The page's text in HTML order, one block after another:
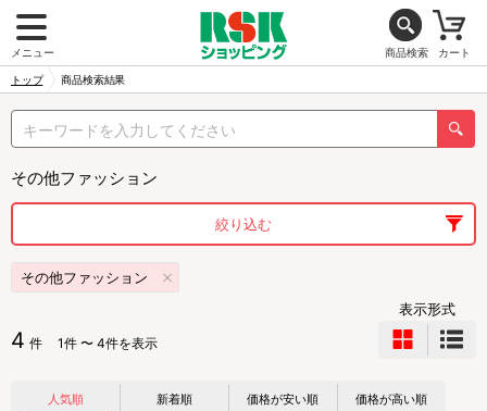
メニュー 商品検索 カート
トップ 商品検索結果
その他ファッション
絞り込む
その他ファッション
4 件 1件 〜 4件を表示
表示形式
人気順 新着順 価格が安い順 価格が高い順